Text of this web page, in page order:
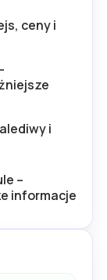
ceny i
i
–
informacje